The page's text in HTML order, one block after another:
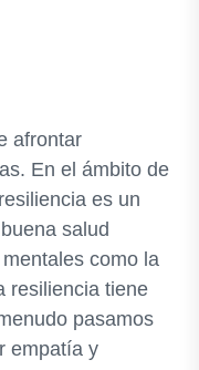
afrontar
En el ámbito de
es un
salud
como la
resiliencia tiene
pasamos
empatía y